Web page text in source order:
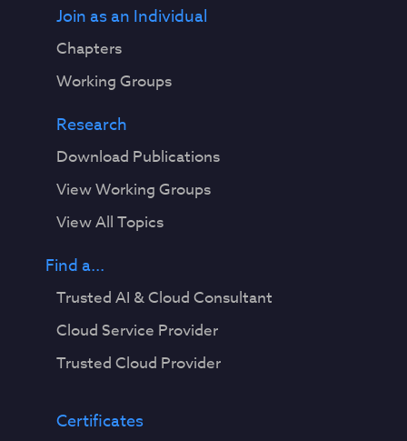
Join as an Individual
Chapters
Working Groups
Research
Download Publications
View Working Groups
View All Topics
Find a...
Trusted AI & Cloud Consultant
Cloud Service Provider
Trusted Cloud Provider
Certificates